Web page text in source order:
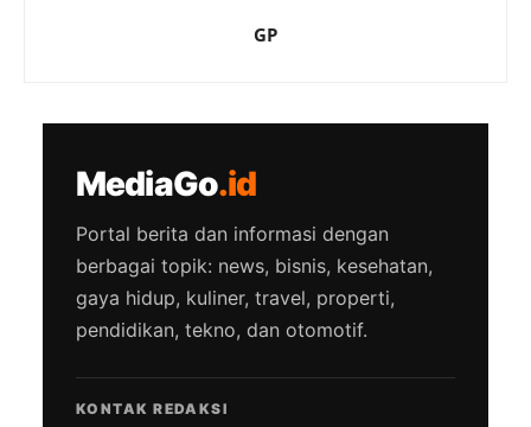
GP
MediaGo.id
Portal berita dan informasi dengan
berbagai topik: news, bisnis, kesehatan,
gaya hidup, kuliner, travel, properti,
pendidikan, tekno, dan otomotif.
KONTAK REDAKSI